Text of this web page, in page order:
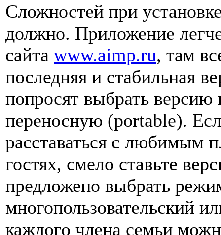
Сложностей при
должно. Приложение
сайта www.aimp.ru, там
последняя и стабильная
попросят выбрать версию
переносную (portable).
расставаться с любимым
гостях, смело ставьте
предложено выбрать
многопользовательский
каждого члена семьи